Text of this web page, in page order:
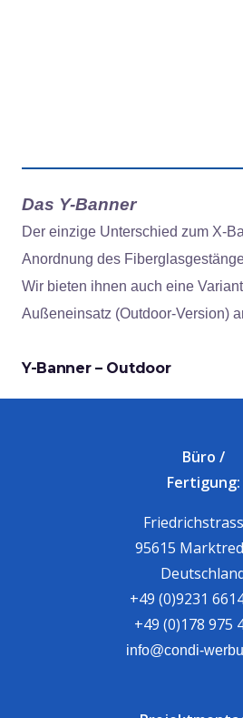
Das Y-Banner
Der einzige Unterschied zum X-
Anordnung des
Wir bieten ihnen auch eine
Außeneinsatz (Outdoor-Version)
Y-Banner – Outdoor
Büro /
Fertigung:
95615
+49 (0)9231
+49 (0)178 975
info@condi-